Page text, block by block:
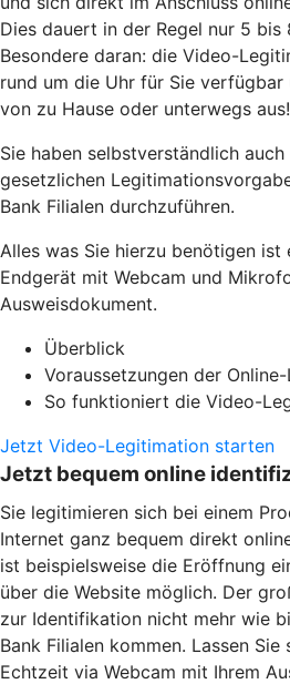
Dies dauert in der Regel nur 5 bis
Besondere daran: die Video-
rund um die Uhr für Sie verfügbar
von zu Hause oder unterwegs aus!
Sie haben selbstverständlich
gesetzlichen
Bank Filialen durchzuführen.
Alles was Sie hierzu benötigen ist
Endgerät mit Webcam und
Ausweisdokument.
Überblick
Voraussetzungen der
So funktioniert die Video-
Jetzt Video-Legitimation starten
Jetzt bequem online
Sie legitimieren sich bei einem
Internet ganz bequem direkt
ist beispielsweise die Eröffnung
über die Website möglich. Der
zur Identifikation nicht mehr wie
Bank Filialen kommen. Lassen
Echtzeit via Webcam mit Ihrem